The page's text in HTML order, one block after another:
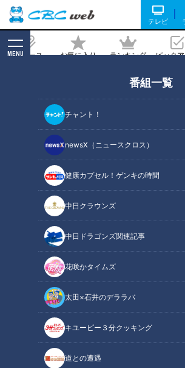
テレビ
ニュース お気に入り ランキング ピック
MENU
番組一覧
チャント！
newsX（ニュースクロス）
健康カプセル！ゲンキの時間
中日クラウンズ
中日ドラゴンズ関連記事
花咲かタイムズ
太田×石井のデララバ
キユーピー３分クッキング
道との遭遇
汚れを撃退！お掃除マスター
簡単テクニック
記事に戻る
この記事の画像（全28枚）